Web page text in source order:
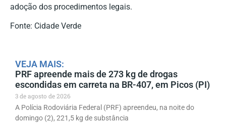
adoção dos procedimentos legais.
Fonte: Cidade Verde
VEJA MAIS:
PRF apreende mais de 273 kg de drogas
escondidas em carreta na BR-407, em Picos (PI)
3 de agosto de 2026
A Polícia Rodoviária Federal (PRF) apreendeu, na noite do
domingo (2), 221,5 kg de substância